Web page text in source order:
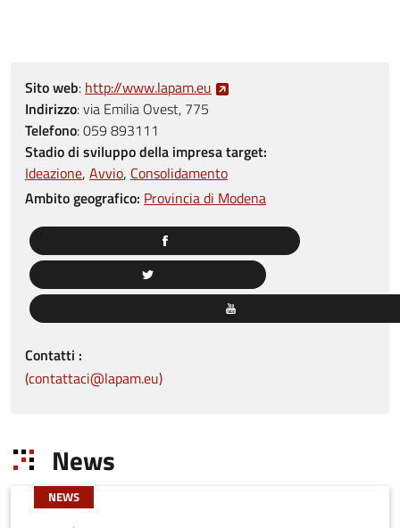
Sito web: http://www.lapam.eu
Indirizzo:via Emilia Ovest, 775
Telefono:059 893111
Stadio di sviluppo della impresa target:
Ideazione Avvio Consolidamento
Ambito geografico: Provincia di Modena
Contatti
contattaci@lapam.eu
News
NEWS